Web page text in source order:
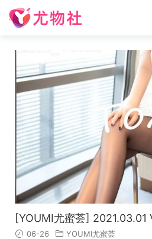
[YOUMI尤蜜荟] 2021.03.01
06-26 YOUMI尤蜜荟